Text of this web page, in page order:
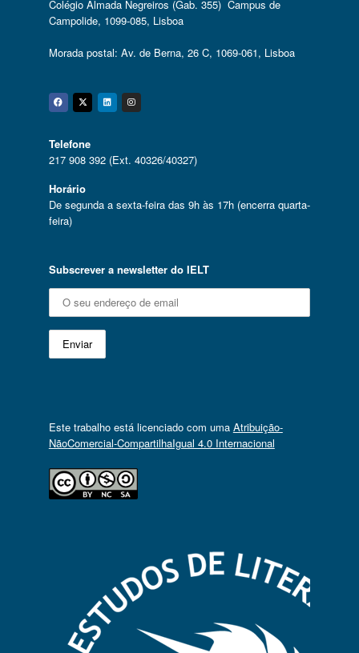
Colégio Almada Negreiros (Gab. 355) Campus de
Campolide, 1099-085, Lisboa
Morada postal: Av. de Berna, 26 C, 1069-061, Lisboa
Facebook
Twitter
Linkedin
Instagram
Telefone
217 908 392 (Ext. 40326/40327)
Horário
De segunda a sexta-feira das 9h às 17h (encerra quarta-
feira)
Subscrever a newsletter do IELT
Este trabalho está licenciado com uma Atribuição-
NãoComercial-CompartilhaIgual 4.0 Internacional